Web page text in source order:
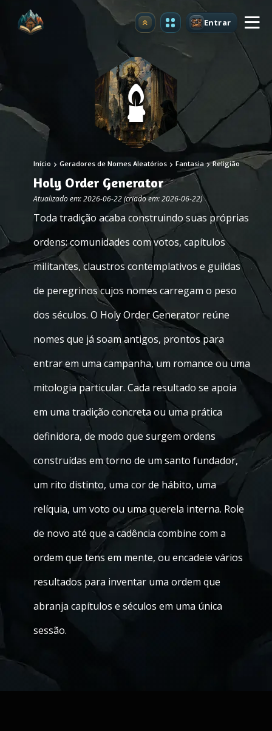
Atualizar Entrar
Início Geradores de Nomes Aleatórios Fantasia Religião
Holy Order Generator
Atualizado em: 2026-06-22 (criado em: 2026-06-22)
Toda tradição acaba construindo suas próprias
ordens: comunidades com votos, capítulos
militantes, claustros contemplativos e guildas
de peregrinos cujos nomes carregam o peso
dos séculos. O Holy Order Generator reúne
nomes que já soam antigos, prontos para
entrar em uma campanha, um romance ou uma
mitologia particular. Cada resultado se apoia
em uma tradição concreta ou uma prática
definidora, de modo que surgem ordens
construídas em torno de um santo fundador,
um rito distinto, uma cor de hábito, uma
relíquia, um voto ou uma querela interna. Role
de novo até que a cadência combine com a
ordem que tens em mente, ou encadeie vários
resultados para inventar uma ordem que
abranja capítulos e séculos em uma única
sessão.